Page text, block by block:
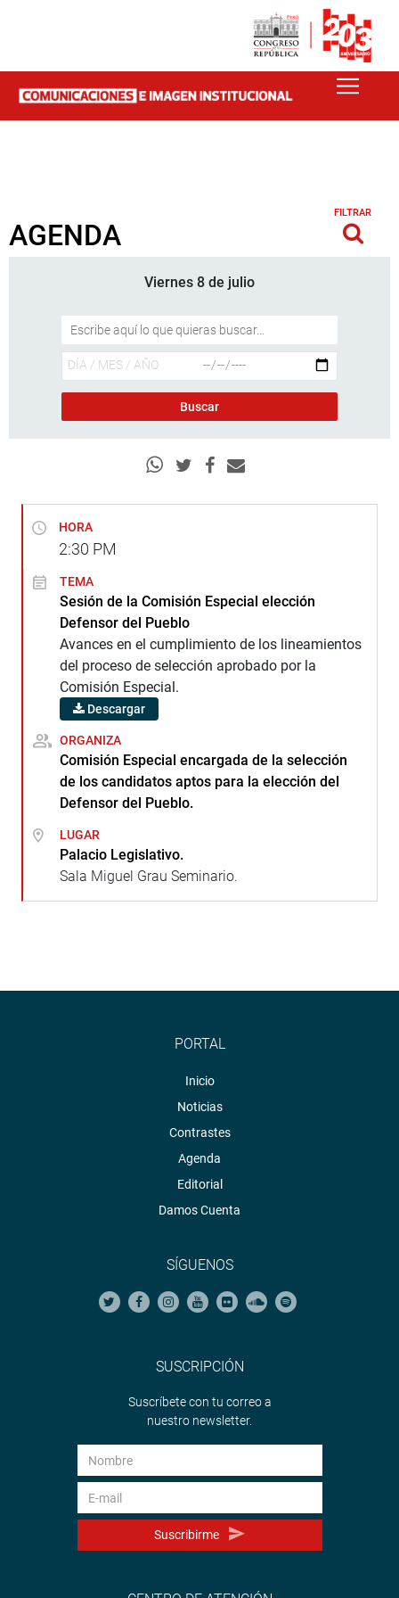
AGENDA
FILTRAR
Viernes 8 de julio
HORA
2:30 PM
TEMA
Sesión de la Comisión Especial elección
Defensor del Pueblo
Avances en el cumplimiento de los lineamientos
del proceso de selección aprobado por la
Comisión Especial.
Descargar
ORGANIZA
Comisión Especial encargada de la selección
de los candidatos aptos para la elección del
Defensor del Pueblo.
LUGAR
Palacio Legislativo.
Sala Miguel Grau Seminario.
PORTAL
Inicio
Noticias
Contrastes
Agenda
Editorial
Damos Cuenta
SÍGUENOS
SUSCRIPCIÓN
Suscríbete con tu correo a
nuestro newsletter.
Suscribirme